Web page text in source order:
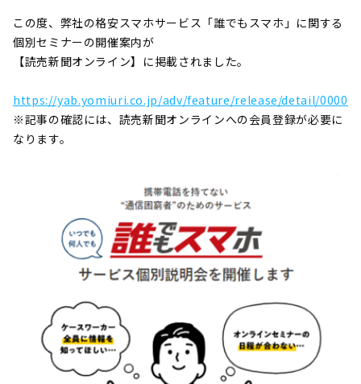
この度、弊社の格安スマホサービス「誰でもスマホ」に関する
個別セミナーの開催案内が
【読売新聞オンライン】に掲載されました。
https://yab.yomiuri.co.jp/adv/feature/release/detail/
※記事の確認には、読売新聞オンラインへの会員登録が必要に
なります。